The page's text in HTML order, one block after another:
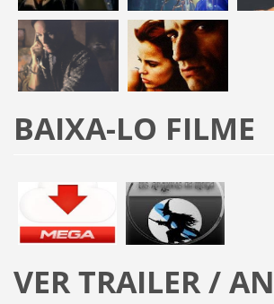
BAIXA-LO FILME
VER TRAILER /